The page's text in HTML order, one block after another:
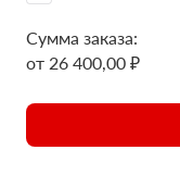
Сумма заказа:
от 26 400,00 ₽